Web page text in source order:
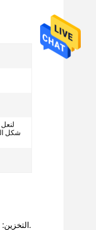
(1) التخزين: استخدم طريقة تخزين غير سامة مثل المنتجات الأخرى.ضع المنتج في بيئة باردة / جافة ، ولا تتعطل بسبب العناصر الحادة.